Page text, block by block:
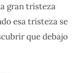
gran tristeza
esa tristeza se
que debajo